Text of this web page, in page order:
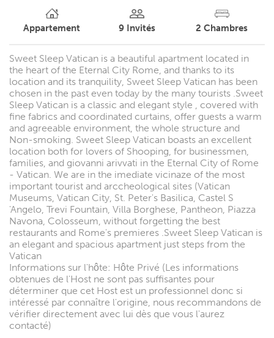
Appartement 9 Invités 2 Chambres
Sweet Sleep Vatican is a beautiful apartment located in
the heart of the Eternal City Rome, and thanks to its
location and its tranquility, Sweet Sleep Vatican has been
chosen in the past even today by the many tourists .Sweet
Sleep Vatican is a classic and elegant style , covered with
fine fabrics and coordinated curtains, offer guests a warm
and agreeable environment, the whole structure and
Non-smoking. Sweet Sleep Vatican boasts an excellent
location both for lovers of Shooping, for businessmen,
families, and giovanni arivvati in the Eternal City of Rome
- Vatican. We are in the imediate vicinaze of the most
important tourist and arccheological sites (Vatican
Museums, Vatican City, St. Peter's Basilica, Castel S
'Angelo, Trevi Fountain, Villa Borghese, Pantheon, Piazza
Navona, Colosseum, without forgetting the best
restaurants and Rome's premieres .Sweet Sleep Vatican is
an elegant and spacious apartment just steps from the
Vatican
Informations sur l'hôte: Hôte Privé (Les informations
obtenues de l'Host ne sont pas suffisantes pour
déterminer que cet Host est un professionnel donc si
intéressé par connaître l'origine, nous recommandons de
vérifier directement avec lui dès que vous l'aurez
contacté)